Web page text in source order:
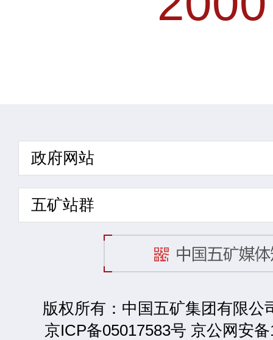
政府网站
五矿站群
版权所有：中国五矿集团有限公
京ICP备05017583号 京公网安